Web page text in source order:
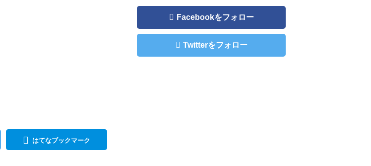
はてなブックマーク
Facebookをフォロー
Twitterをフォロー